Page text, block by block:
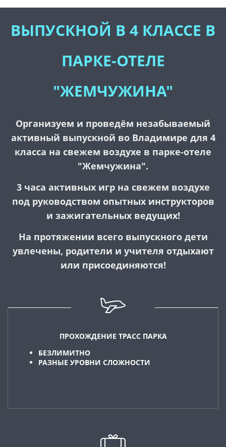
ВЫПУСКНОЙ В 4 КЛАССЕ В
ПАРКЕ-ОТЕЛЕ
"ЖЕМЧУЖИНА"
Организуем и проведём незабываемый
активный выпускной во Владимире для 4
класса на свежем воздухе в парке-отеле
"Жемчужина".
3 часа активных игр на свежем воздухе
под руководством опытных инструкторов
и зажигательных ведущих!
На протяжении всего выпускного дети
увлечены, родители и учителя отдыхают
или присоединяются!
ПРОХОЖДЕНИЕ ТРАСС ПАРКА
БЕЗЛИМИТНО
РАЗНЫЕ УРОВНИ СЛОЖНОСТИ